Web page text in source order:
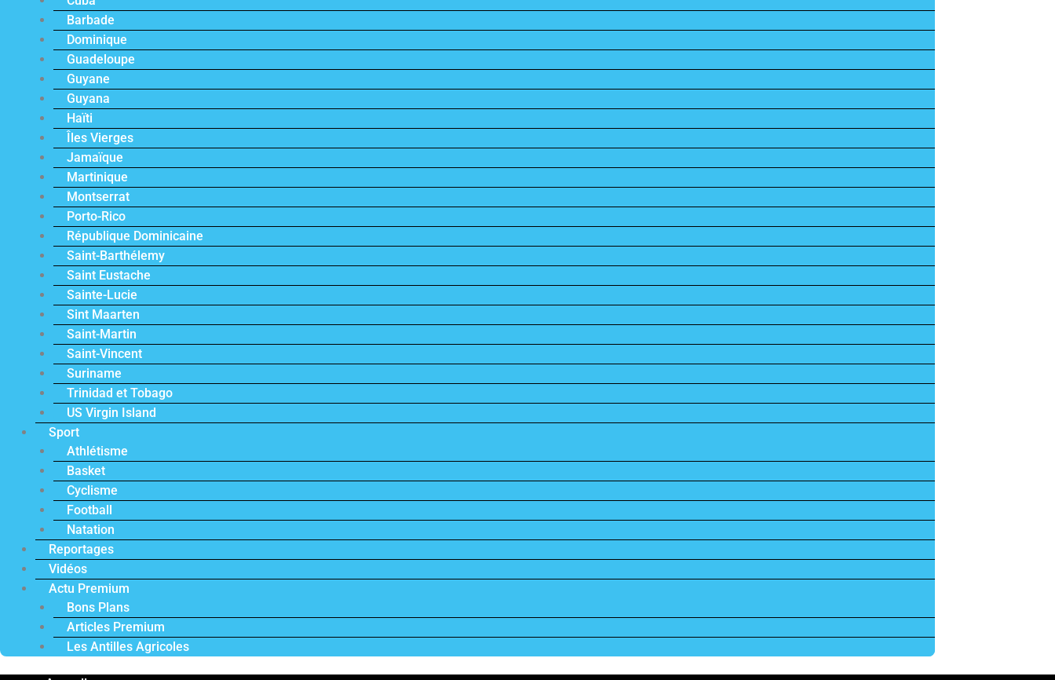
Barbade
Dominique
Guadeloupe
Guyane
Guyana
Haïti
Îles Vierges
Jamaïque
Martinique
Montserrat
Porto-Rico
République Dominicaine
Saint-Barthélemy
Saint Eustache
Sainte-Lucie
Sint Maarten
Saint-Martin
Saint-Vincent
Suriname
Trinidad et Tobago
US Virgin Island
Sport
Athlétisme
Basket
Cyclisme
Football
Natation
Reportages
Vidéos
Actu Premium
Bons Plans
Articles Premium
Les Antilles Agricoles